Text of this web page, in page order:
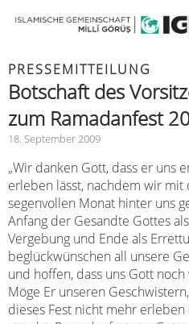
PRESSEMITTEILUNG
Botschaft des
zum Ramadanfest
18. September 2009
„Wir danken Gott, dass er uns
erleben lässt, nachdem wir mit
segenvollen Monat hinter uns
Anfang der Gesandte Gottes
Vergebung und Ende als
beglückwünschen all unsere
und hoffen, dass uns Gott
Möge Er unseren
dieses Fest nicht mehr